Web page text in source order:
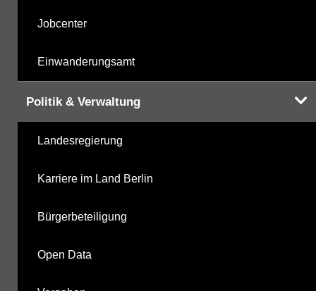
Jobcenter
Einwanderungsamt
Politik & Verwaltung
Landesregierung
Karriere im Land Berlin
Bürgerbeteiligung
Open Data